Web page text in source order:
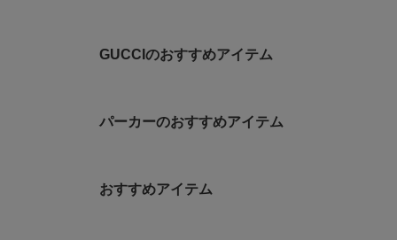
GUCCIのおすすめアイテム
パーカーのおすすめアイテム
おすすめアイテム